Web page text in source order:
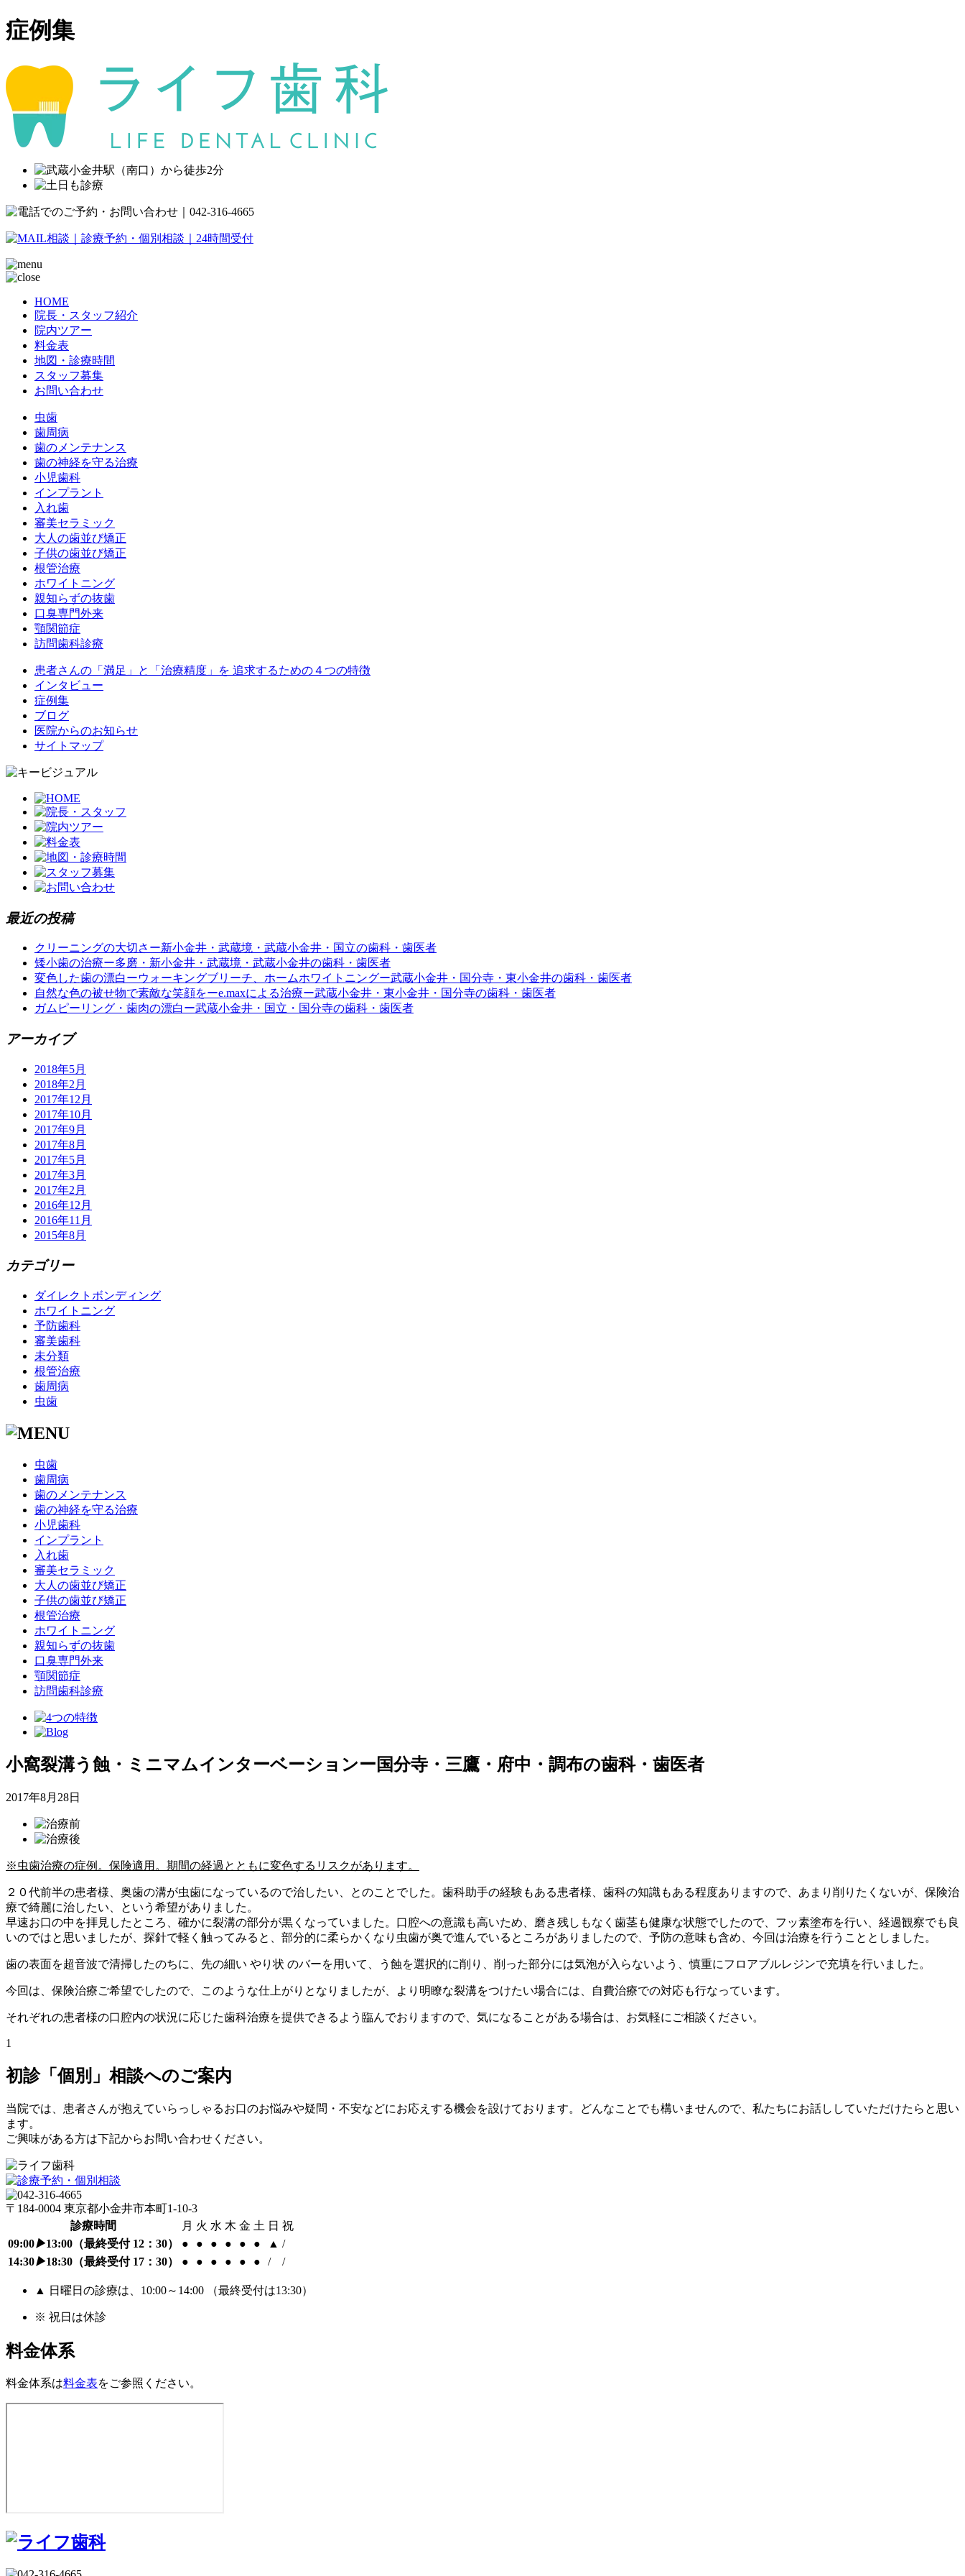
症例集
HOME
院長・スタッフ紹介
院内ツアー
料金表
地図・診療時間
スタッフ募集
お問い合わせ
虫歯
歯周病
歯のメンテナンス
歯の神経を守る治療
小児歯科
インプラント
入れ歯
審美セラミック
大人の歯並び矯正
子供の歯並び矯正
根管治療
ホワイトニング
親知らずの抜歯
口臭専門外来
顎関節症
訪問歯科診療
患者さんの「満足」と「治療精度」を 追求するための４つの特徴
インタビュー
症例集
ブログ
医院からのお知らせ
サイトマップ
最近の投稿
クリーニングの大切さー新小金井・武蔵境・武蔵小金井・国立の歯科・歯医者
矮小歯の治療ー多磨・新小金井・武蔵境・武蔵小金井の歯科・歯医者
変色した歯の漂白ーウォーキングブリーチ、ホームホワイトニングー武蔵小金井・国分寺・東小金井の歯科・歯医者
自然な色の被せ物で素敵な笑顔をーe.maxによる治療ー武蔵小金井・東小金井・国分寺の歯科・歯医者
ガムピーリング・歯肉の漂白ー武蔵小金井・国立・国分寺の歯科・歯医者
アーカイブ
2018年5月
2018年2月
2017年12月
2017年10月
2017年9月
2017年8月
2017年5月
2017年3月
2017年2月
2016年12月
2016年11月
2015年8月
カテゴリー
ダイレクトボンディング
ホワイトニング
予防歯科
審美歯科
未分類
根管治療
歯周病
虫歯
虫歯
歯周病
歯のメンテナンス
歯の神経を守る治療
小児歯科
インプラント
入れ歯
審美セラミック
大人の歯並び矯正
子供の歯並び矯正
根管治療
ホワイトニング
親知らずの抜歯
口臭専門外来
顎関節症
訪問歯科診療
小窩裂溝う蝕・ミニマムインターベーションー国分寺・三鷹・府中・調布の歯科・歯医者
2017年8月28日
※虫歯治療の症例。保険適用。期間の経過とともに変色するリスクがあります。
２０代前半の患者様、奥歯の溝が虫歯になっているので治したい、とのことでした。歯科助手の経験もある患者様、歯科の知識もある程度ありますので、あまり削りたくないが、保険治
療で綺麗に治したい、という希望がありました。
早速お口の中を拝見したところ、確かに裂溝の部分が黒くなっていました。口腔への意識も高いため、磨き残しもなく歯茎も健康な状態でしたので、フッ素塗布を行い、経過観察でも良
いのではと思いましたが、探針で軽く触ってみると、部分的に柔らかくなり虫歯が奥で進んでいるところがありましたので、予防の意味も含め、今回は治療を行うこととしました。
歯の表面を超音波で清掃したのちに、先の細い やり状 のバーを用いて、う蝕を選択的に削り、削った部分には気泡が入らないよう、慎重にフロアブルレジンで充填を行いました。
今回は、保険治療ご希望でしたので、このような仕上がりとなりましたが、より明瞭な裂溝をつけたい場合には、自費治療での対応も行なっています。
それぞれの患者様の口腔内の状況に応じた歯科治療を提供できるよう臨んでおりますので、気になることがある場合は、お気軽にご相談ください。
1
初診「個別」相談へのご案内
当院では、患者さんが抱えていらっしゃるお口のお悩みや疑問・不安などにお応えする機会を設けております。どんなことでも構いませんので、私たちにお話ししていただけたらと思い
ます。
ご興味がある方は下記からお問い合わせください。
〒184-0004 東京都小金井市本町1-10-3
診療時間
月 火 水 木 金 土 日 祝
09:00▶13:00 （最終受付 12：30） ● ● ● ● ● ● ▲ /
14:30▶18:30 （最終受付 17：30） ● ● ● ● ● ● / /
▲ 日曜日の診療は、10:00～14:00 （最終受付は13:30）
※ 祝日は休診
料金体系
料金体系は料金表をご参照ください。